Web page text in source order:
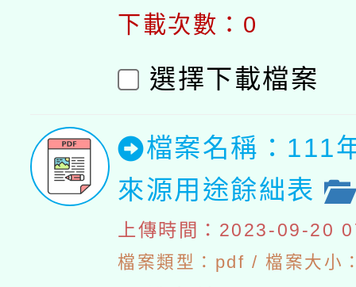
下載次數：0
選擇下載檔案
檔案名稱：111
來源用途餘絀表
上傳時間：2023-09-20
檔案類型：pdf / 檔案大小